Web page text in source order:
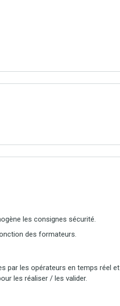
les consignes sécurité.
des formateurs.
par les opérateurs en temps réel et
les réaliser / les valider.